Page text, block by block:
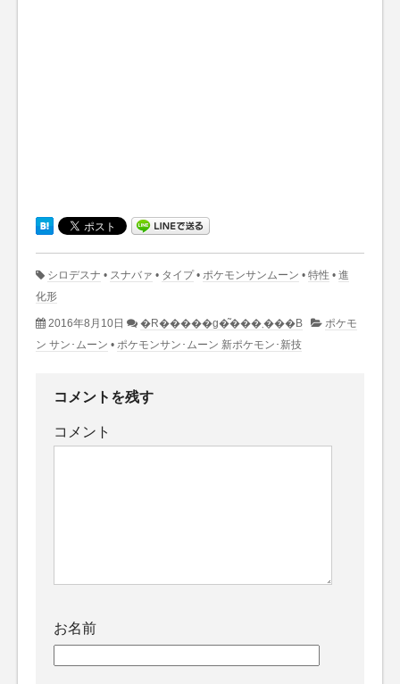
シロデスナ • スナバァ • タイプ• ポケモンサンムーン • 特性 • 進
化形
2016年8月10日 �R�����g�͂���܂���B
ポケモ
ン サン･ムーン • ポケモンサン･ムーン 新ポケモン･新技
コメントを残す
コメント
お名前